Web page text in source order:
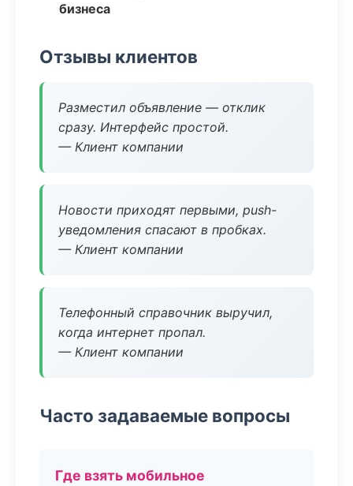
бизнеса
Отзывы клиентов
Разместил объявление — отклик
сразу. Интерфейс простой.
— Клиент компании
Новости приходят первыми, push-
уведомления спасают в пробках.
— Клиент компании
Телефонный справочник выручил,
когда интернет пропал.
— Клиент компании
Часто задаваемые вопросы
Где взять мобильное